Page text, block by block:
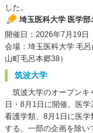
した。
埼玉医科大学 医学
開催日：2026年7月19日
会場：埼玉医科大学 毛
山町毛呂本郷38）
筑波大学
筑波大学のオープンキ
日・8月1日に開催。医
看護学類、8月1日に医
する。一部の企画を除い